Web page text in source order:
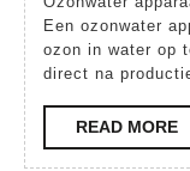
Een ozonwater
ozon in water op
direct na
READ MORE